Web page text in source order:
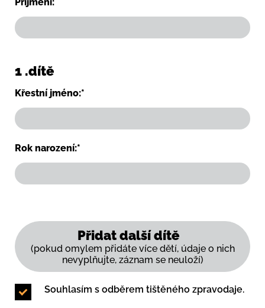
1 .dítě
Křestní jméno:*
Rok narození:*
Přidat další dítě
(pokud omylem přidáte více dětí, údaje o nich
nevyplňujte, záznam se neuloží)
Souhlasím s odběrem tištěného zpravodaje.